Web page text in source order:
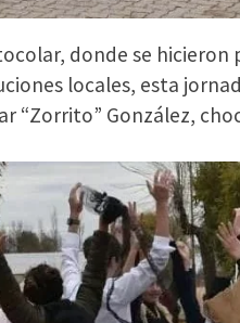
donde se hicieron
locales, esta
“Zorrito” González,